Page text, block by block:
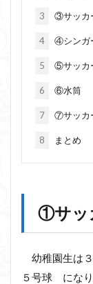
3 ③サッカ
4 ④シンガ
5 ⑤サッカ
6 ⑥水筒
7 ⑦サッカ
8 まとめ
①サッ
幼稚園生は
５号球 になり